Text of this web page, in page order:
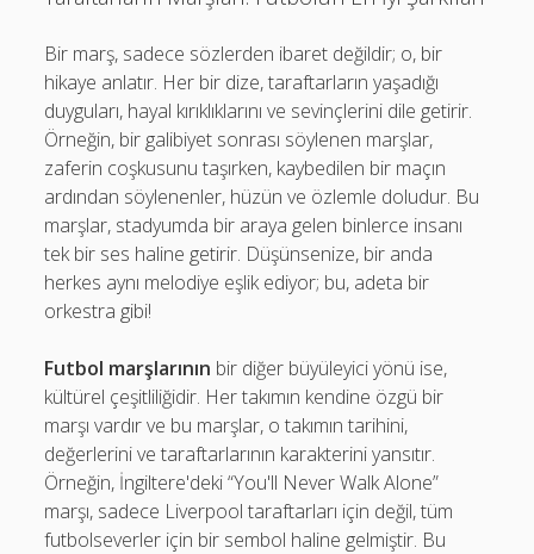
Bir marş, sadece sözlerden ibaret değildir; o, bir
hikaye anlatır. Her bir dize, taraftarların yaşadığı
duyguları, hayal kırıklıklarını ve sevinçlerini dile getirir.
Örneğin, bir galibiyet sonrası söylenen marşlar,
zaferin coşkusunu taşırken, kaybedilen bir maçın
ardından söylenenler, hüzün ve özlemle doludur. Bu
marşlar, stadyumda bir araya gelen binlerce insanı
tek bir ses haline getirir. Düşünsenize, bir anda
herkes aynı melodiye eşlik ediyor; bu, adeta bir
orkestra gibi!
Futbol marşlarının bir diğer büyüleyici yönü ise,
kültürel çeşitliliğidir. Her takımın kendine özgü bir
marşı vardır ve bu marşlar, o takımın tarihini,
değerlerini ve taraftarlarının karakterini yansıtır.
Örneğin, İngiltere'deki “You'll Never Walk Alone”
marşı, sadece Liverpool taraftarları için değil, tüm
futbolseverler için bir sembol haline gelmiştir. Bu